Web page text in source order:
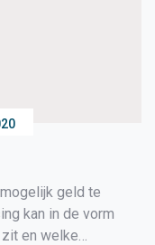
geld te
kan in de vorm
en welke